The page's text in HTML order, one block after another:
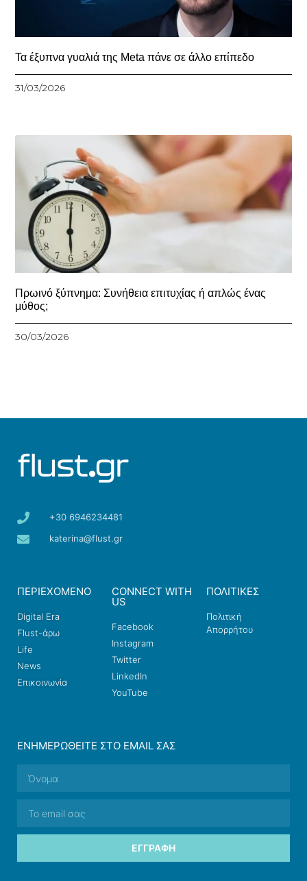
Τα έξυπνα γυαλιά της Meta πάνε σε άλλο επίπεδο
31/03/2026
Πρωινό ξύπνημα: Συνήθεια επιτυχίας ή απλώς ένας
μύθος;
30/03/2026
+30 6946234481
katerina@flust.gr
ΠΕΡΙΕΧΟΜΕΝΟ
Digital Era
Flust-άρω
Life
News
Επικοινωνία
CONNECT WITH
US
Facebook
Instagram
Twitter
LinkedIn
YouTube
ΠΟΛΙΤΙΚΕΣ
Πολιτική
Απορρήτου
ΕΝΗΜΕΡΩΘΕΊΤΕ ΣΤΟ EMAIL ΣΑΣ
ΕΓΓΡΑΦΉ